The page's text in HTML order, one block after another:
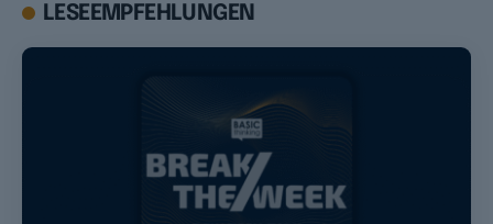
LESEEMPFEHLUNGEN